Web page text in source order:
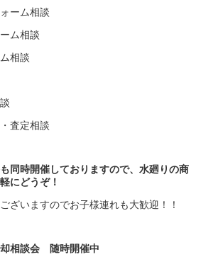
ーム相談
ム相談
相談
査定相談
同時開催しておりますので、水廻りの商
にどうぞ！
ざいますのでお子様連れも大歓迎！！
相談会 随時開催中